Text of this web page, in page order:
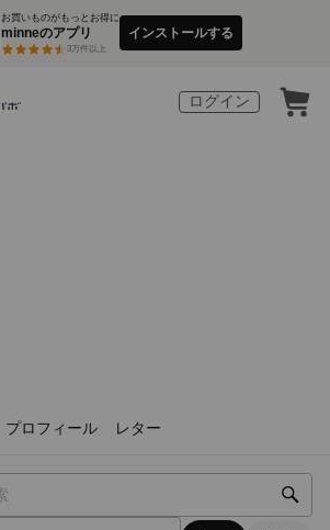
お買いものがもっとお得に
minneのアプリ
3万件以上
インストールする
ログイン
プロフィール レター